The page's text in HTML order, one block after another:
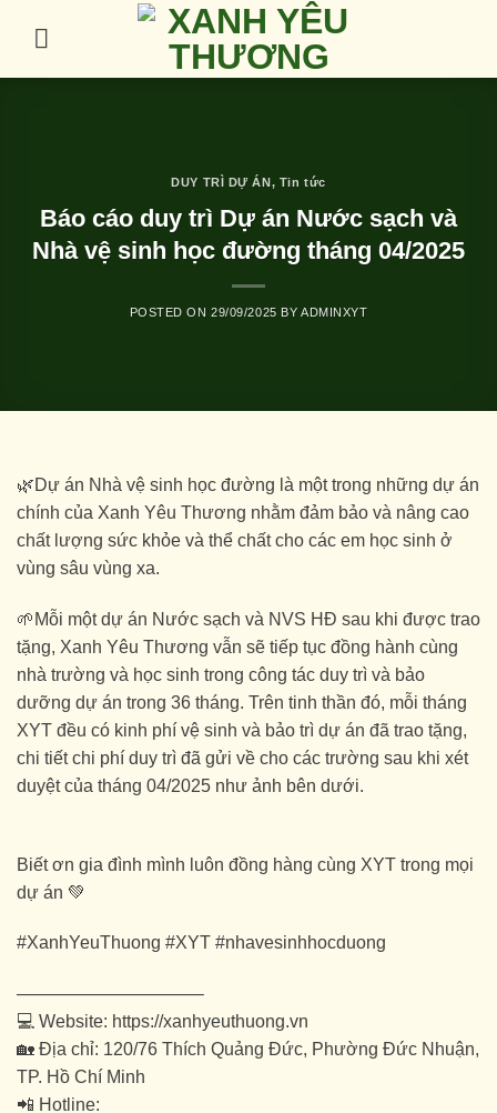
DUY TRÌ DỰ ÁN , Tin tức
Báo cáo duy trì Dự án Nước sạch và
Nhà vệ sinh học đường tháng 04/2025
POSTED ON29/09/2025 BY ADMINXYT
🌿Dự án Nhà vệ sinh học đường là một trong những dự án
chính của Xanh Yêu Thương nhằm đảm bảo và nâng cao
chất lượng sức khỏe và thể chất cho các em học sinh ở
vùng sâu vùng xa.
🌱Mỗi một dự án Nước sạch và NVS HĐ sau khi được trao
tặng, Xanh Yêu Thương vẫn sẽ tiếp tục đồng hành cùng
nhà trường và học sinh trong công tác duy trì và bảo
dưỡng dự án trong 36 tháng. Trên tinh thần đó, mỗi tháng
XYT đều có kinh phí vệ sinh và bảo trì dự án đã trao tặng,
chi tiết chi phí duy trì đã gửi về cho các trường sau khi xét
duyệt của tháng 04/2025 như ảnh bên dưới.
Biết ơn gia đình mình luôn đồng hàng cùng XYT trong mọi
dự án 💚
#XanhYeuThuong #XYT #nhavesinhhocduong
——————————–
💻 Website: https://xanhyeuthuong.vn
🏡 Địa chỉ: 120/76 Thích Quảng Đức, Phường Đức Nhuận,
TP. Hồ Chí Minh
📲 Hotline: